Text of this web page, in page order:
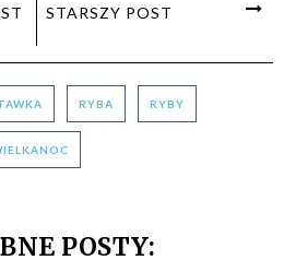
STARSZY POST
RYBA RYBY
POSTY: